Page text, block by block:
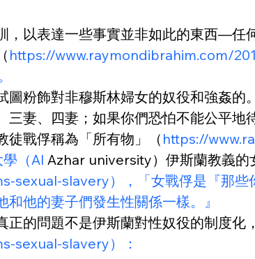
，以表達一些事實並非如此的東西—
https://www.raymondibrahim.com/
粉飾對非穆斯林婦女的奴役和強姦
妻、四妻；如果你們恐怕不能公平
徒戰俘稱為「所有物」（ https://
（Al Azhar university）伊斯蘭教義的
slavery），「女戰俘是『那些
他的妻子們發生性關係一樣。』
的問題不是伊斯蘭對性奴役的制度
sexual-slavery）：